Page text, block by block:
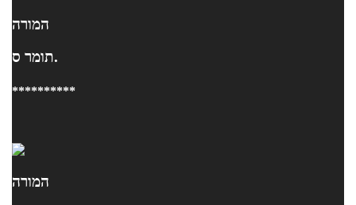
המורה
תומר ס.
**********
המורה